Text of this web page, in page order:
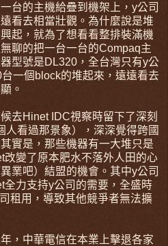
台的主機給疊到機架上，y公司
看去相當壯觀。為什麼說是堆
起，就為了想看看整排裝滿機
聊的把一台一台的Compaq主
型號是DL320，全台灣只有y公
一個block的堆起來，遠遠看去
。
去Hinet IDC視察時留下了深刻
人看過那景象），深深覺得跨國
實是，那些機器有一大堆只是
變了原本肥水不落外人田的心
業吧）結盟的機會。其中y公司
力支持y公司的需要，全盛時
租用，導致其他競爭者無法擴
，中華電信在本業上擊退各家